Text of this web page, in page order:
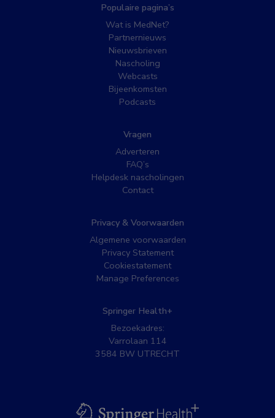
Populaire pagina’s
Wat is MedNet?
Partnernieuws
Nieuwsbrieven
Nascholing
Webcasts
Bijeenkomsten
Podcasts
Vragen
Adverteren
FAQ’s
Helpdesk nascholingen
Contact
Privacy & Voorwaarden
Algemene voorwaarden
Privacy Statement
Cookiestatement
Manage Preferences
Springer Health+
Bezoekadres:
Varrolaan 114
3584 BW UTRECHT
BSL